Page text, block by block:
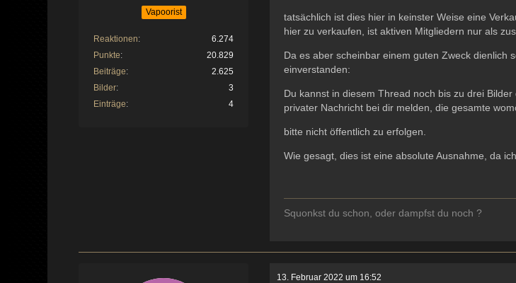
Vapoorist
Reaktionen
6.274
Punkte
20.829
Beiträge
2.625
Bilder
3
Einträge
4
tatsächlich ist dies hier in keinster Weise eine
hier zu verkaufen, ist aktiven Mitgliedern nur als
Da es aber scheinbar einem guten Zweck dienlich
einverstanden:
Du kannst in diesem Thread noch bis zu drei
privater Nachricht bei dir melden, die gesamte
bitte nicht öffentlich zu erfolgen.
Wie gesagt, dies ist eine absolute Ausnahme, da
Squonkst du schon, oder dampfst du noch ?
13. Februar 2022 um 16:52